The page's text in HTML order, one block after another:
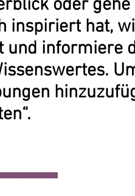
oder
inspiriert hat,
und informiere